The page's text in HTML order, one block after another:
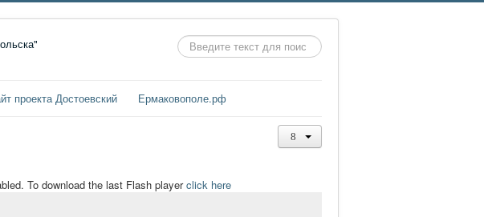
Искать...
проекта Достоевский Ермаковополе.рф
To download the last Flash playerclick here